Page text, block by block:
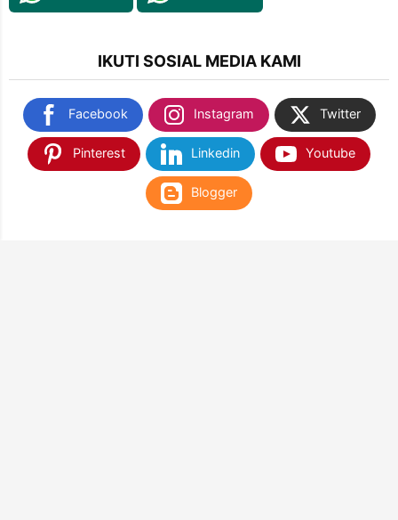
IKUTI SOSIAL MEDIA KAMI
Facebook Instagram Twitter
Pinterest Linkedin Youtube
Blogger